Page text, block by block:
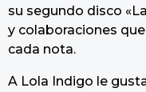
su segundo disco
y colaboraciones
cada nota.
A Lola Indigo le